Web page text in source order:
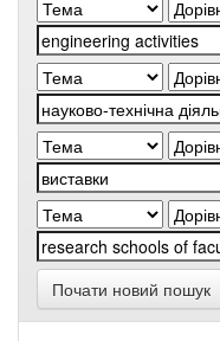
Почати новий пошук